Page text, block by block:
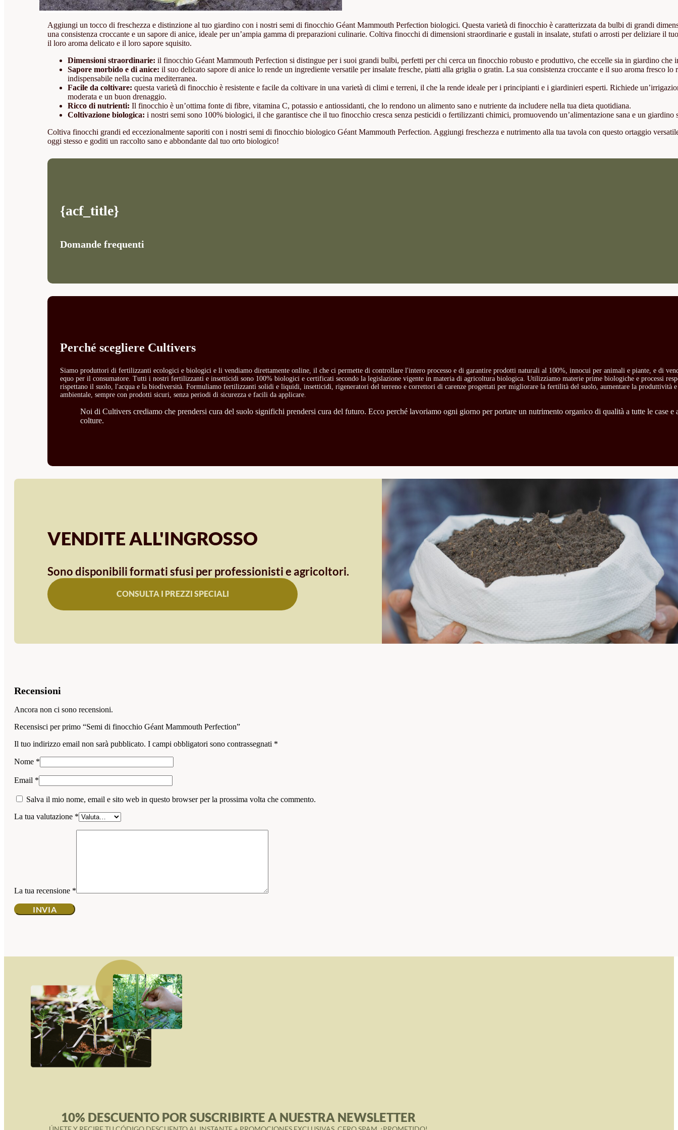
Aggiungi un tocco di freschezza e distinzione al tuo giardino con i nostri semi di finocchio Géant Mammouth Perfection biologici. Questa varietà di finocchio è caratterizzata da bulbi di grandi
una consistenza croccante e un sapore di anice, ideale per un’ampia gamma di preparazioni culinarie. Coltiva finocchi di dimensioni straordinarie e gustali in insalate, stufati o arrosti per deliziare il
il loro aroma delicato e il loro sapore squisito.
Dimensioni straordinarie: il finocchio Géant Mammouth Perfection si distingue per i suoi grandi bulbi, perfetti per chi cerca un finocchio robusto e produttivo, che eccelle sia in giardino che
Sapore morbido e di anice: il suo delicato sapore di anice lo rende un ingrediente versatile per insalate fresche, piatti alla griglia o gratin. La sua consistenza croccante e il suo aroma fresco lo
indispensabile nella cucina mediterranea.
Facile da coltivare: questa varietà di finocchio è resistente e facile da coltivare in una varietà di climi e terreni, il che la rende ideale per i principianti e i giardinieri esperti. Richiede
moderata e un buon drenaggio.
Ricco di nutrienti: Il finocchio è un’ottima fonte di fibre, vitamina C, potassio e antiossidanti, che lo rendono un alimento sano e nutriente da includere nella tua dieta quotidiana.
Coltivazione biologica: i nostri semi sono 100% biologici, il che garantisce che il tuo finocchio cresca senza pesticidi o fertilizzanti chimici, promuovendo un’alimentazione sana e un giardino
Coltiva finocchi grandi ed eccezionalmente saporiti con i nostri semi di finocchio biologico Géant Mammouth Perfection. Aggiungi freschezza e nutrimento alla tua tavola con questo ortaggio
oggi stesso e goditi un raccolto sano e abbondante dal tuo orto biologico!
{acf_title}
Domande frequenti
Perché scegliere Cultivers
Siamo produttori di fertilizzanti ecologici e biologici e li vendiamo direttamente online, il che ci permette di controllare l'intero processo e di garantire prodotti naturali al 100%, innocui per animali e piante, e di
equo per il consumatore. Tutti i nostri fertilizzanti e insetticidi sono 100% biologici e certificati secondo la legislazione vigente in materia di agricoltura biologica. Utilizziamo materie prime biologiche e processi
rispettano il suolo, l'acqua e la biodiversità. Formuliamo fertilizzanti solidi e liquidi, insetticidi, rigeneratori del terreno e correttori di carenze progettati per migliorare la fertilità del suolo, aumentare la produttività
ambientale, sempre con prodotti sicuri, senza periodi di sicurezza e facili da applicare.
Noi di Cultivers crediamo che prendersi cura del suolo significhi prendersi cura del futuro. Ecco perché lavoriamo ogni giorno per portare un nutrimento organico di qualità a tutte le case e
colture.
VENDITE ALL'INGROSSO
Sono disponibili formati sfusi per professionisti e agricoltori.
CONSULTA I PREZZI SPECIALI
Recensioni
Ancora non ci sono recensioni.
Recensisci per primo “Semi di finocchio Géant Mammouth Perfection”
Il tuo indirizzo email non sarà pubblicato. I campi obbligatori sono contrassegnati *
Nome *
Email *
Salva il mio nome, email e sito web in questo browser per la prossima volta che commento.
La tua valutazione *
La tua recensione *
10% DESCUENTO POR SUSCRIBIRTE A NUESTRA NEWSLETTER